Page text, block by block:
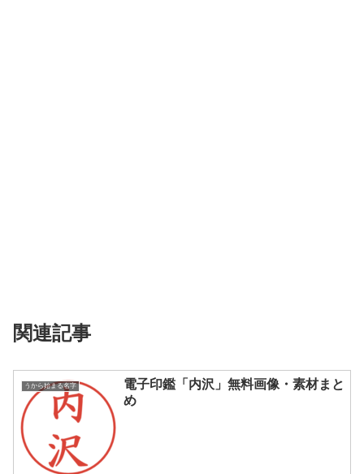
関連記事
うから始まる名字
電子印鑑「内沢」無料画像・素材まと
め